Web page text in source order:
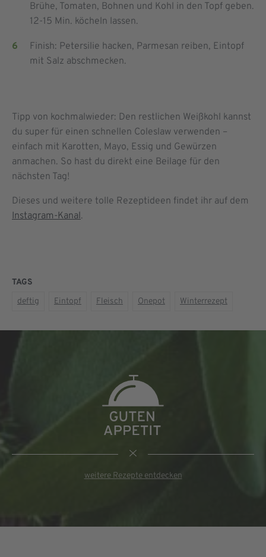
Brühe, Tomaten, Bohnen und Kohl in den Topf geben.
12-15 Min. köcheln lassen.
Finish: Petersilie hacken, Parmesan reiben, Eintopf
mit Salz abschmecken.
Tipp von kochmalwieder: Den restlichen Weißkohl kannst
du super für einen schnellen Coleslaw verwenden –
einfach mit Karotten, Mayo, Essig und Gewürzen
anmachen. So hast du direkt eine Beilage für den
nächsten Tag!
Dieses und weitere tolle Rezeptideen findet ihr auf dem
Instagram-Kanal.
TAGS
deftig
Eintopf Fleisch Onepot Winterrezept
weitere Rezepte entdecken